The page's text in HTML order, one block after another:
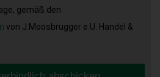
gemäß den
von J.Moosbrugger e.U. Handel &